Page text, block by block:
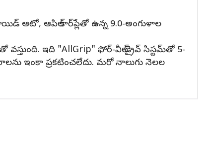
ఆటో, ఆపిల్ కార్‌ప్లేతో ఉన్న 9.0-అంగుళాల
ఇది "AllGrip" ఫోర్-వీల్-డ్రైవ్ సిస్టమ్‌తో 5-
ఇంకా ప్రకటించలేదు. మరో నాలుగు నెలల